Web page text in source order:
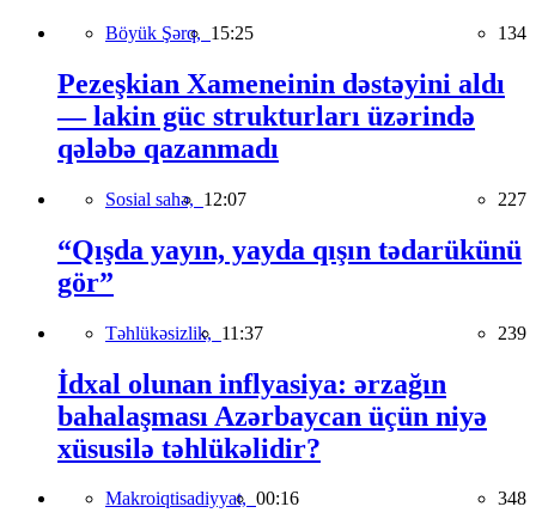
Böyük Şərq, 15:25 134
Pezeşkian Xameneinin dəstəyini aldı
— lakin güc strukturları üzərində
qələbə qazanmadı
Sosial sahə, 12:07 227
“Qışda yayın, yayda qışın tədarükünü
gör”
Təhlükəsizlik, 11:37 239
İdxal olunan inflyasiya: ərzağın
bahalaşması Azərbaycan üçün niyə
xüsusilə təhlükəlidir?
Makroiqtisadiyyat, 00:16 348